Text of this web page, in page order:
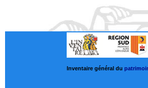
Inventaire général du